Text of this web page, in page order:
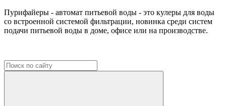
Пурифайеры - автомат питьевой воды - это кулеры для воды
со встроенной системой фильтрации, новинка среди систем
подачи питьевой воды в доме, офисе или на производстве.